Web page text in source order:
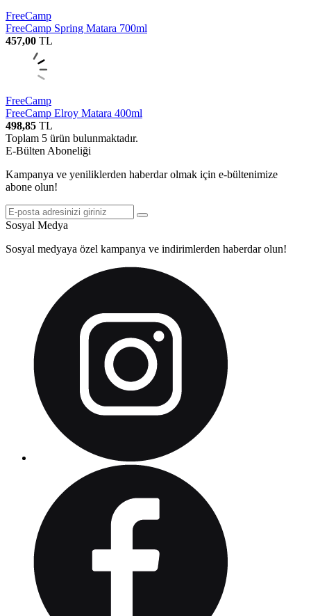
FreeCamp
FreeCamp Spring Matara 700ml
457,00 TL
FreeCamp
FreeCamp Elroy Matara 400ml
498,85 TL
Toplam 5 ürün bulunmaktadır.
E-Bülten Aboneliği
Kampanya ve yeniliklerden haberdar olmak için e-bültenimize
abone olun!
Sosyal Medya
Sosyal medyaya özel kampanya ve indirimlerden haberdar olun!